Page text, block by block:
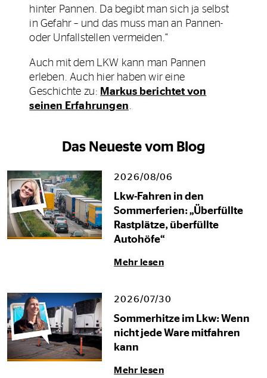
hinter Pannen. Da begibt man sich ja selbst
in Gefahr – und das muss man an Pannen-
oder Unfallstellen vermeiden.“
Auch mit dem LKW kann man Pannen
erleben. Auch hier haben wir eine
Geschichte zu: Markus berichtet von
seinen Erfahrungen.
Das Neueste vom Blog
2026/08/06
Lkw-Fahren in den
Sommerferien: „Überfüllte
Rastplätze, überfüllte
Autohöfe“
Mehr lesen
2026/07/30
Sommerhitze im Lkw: Wenn
nicht jede Ware mitfahren
kann
Mehr lesen